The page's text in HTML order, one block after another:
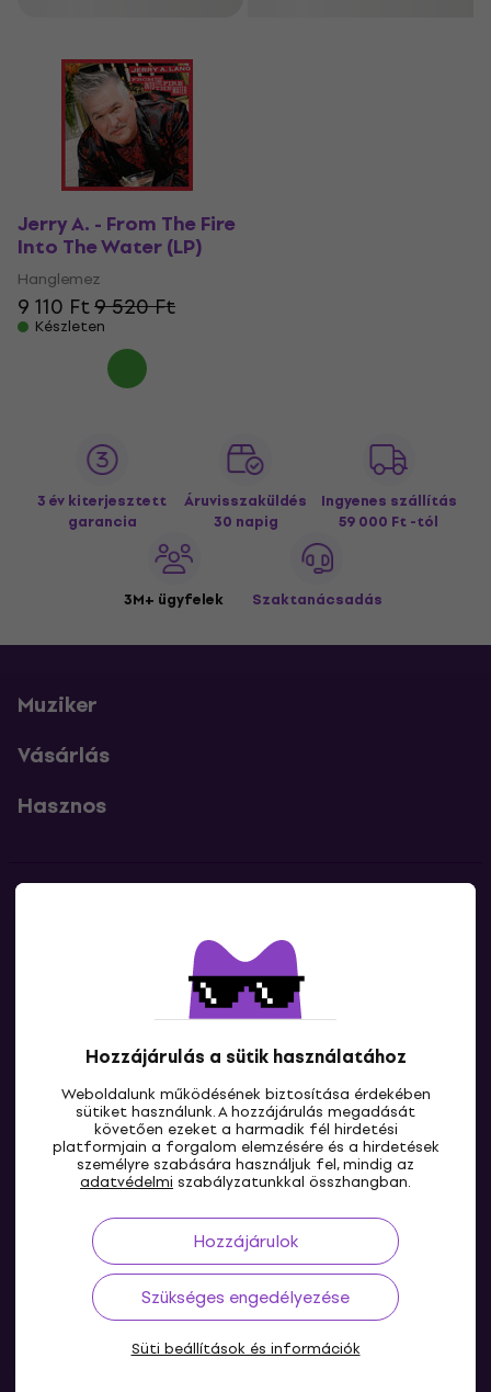
Hozzájárulás a sütik használatához
Weboldalunk működésének biztosítása érdekében
sütiket használunk. A hozzájárulás megadását
követően ezeket a harmadik fél hirdetési
platformjain a forgalom elemzésére és a hirdetések
személyre szabására használjuk fel, mindig az
adatvédelmi szabályzatunkkal összhangban.
Hozzájárulok
Szükséges engedélyezése
Süti beállítások és információk
Jerry A. - From The Fire
Into The Water (LP)
Hanglemez
9 110 Ft9 520 Ft
Készleten
3 év kiterjesztett
garancia
Áruvisszaküldés
30 napig
Ingyenes szállítás
59 000 Ft -tól
3M+ ügyfelek Szaktanácsadás
Muziker
Vásárlás
Hasznos
Lépj kapcsolatba velünk
HU